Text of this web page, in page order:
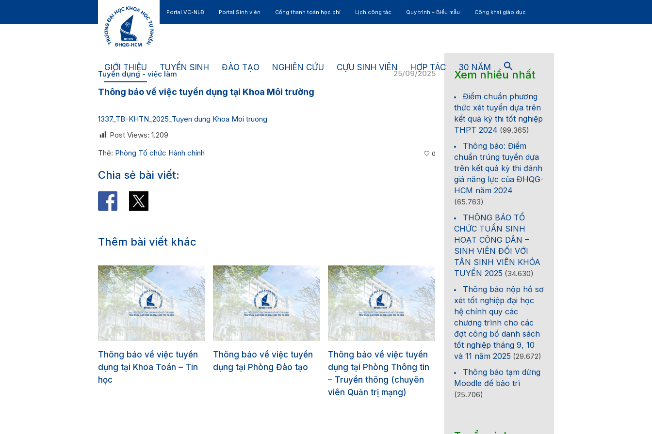
Portal VC-NLĐ Portal Sinh viên Cổng thanh toán học phí Lịch công tác Quy trình – Biểu mẫu Công khai giáo dục
GIỚI THIỆU TUYỂN SINH ĐÀO TẠO NGHIÊN CỨU CỰU SINH VIÊN HỢP TÁC 30 NĂM
25/09/2025
Tuyển dụng - việc làm
Thông báo về việc tuyển dụng tại Khoa Môi trường
1337_TB-KHTN_2025_Tuyen dung Khoa Moi truong
Post Views: 1.209
Thẻ: Phòng Tổ chức Hành chính 0
Chia sẻ bài viết:
Thêm bài viết khác
Thông báo về việc tuyển
dụng tại Khoa Toán – Tin
học
Thông báo về việc tuyển
dụng tại Phòng Đào tạo
Thông báo về việc tuyển
dụng tại Phòng Thông tin
– Truyền thông (chuyên
viên Quản trị mạng)
Phổ biến các văn bản về
công tác thi đua, khen
thưởng năm 2026
Xem nhiều nhất
Điểm chuẩn phương
thức xét tuyển dựa trên
kết quả kỳ thi tốt nghiệp
THPT 2024 (99.365)
Thông báo: Điểm
chuẩn trúng tuyển dựa
trên kết quả kỳ thi đánh
giá năng lực của ĐHQG-
HCM năm 2024
(65.763)
THÔNG BÁO TỔ
CHỨC TUẦN SINH
HOẠT CÔNG DÂN –
SINH VIÊN ĐỐI VỚI
TÂN SINH VIÊN KHÓA
TUYỂN 2025 (34.630)
Thông báo nộp hồ sơ
xét tốt nghiệp đại học
hệ chính quy các
chương trình cho các
đợt công bố danh sách
tốt nghiệp tháng 9, 10
và 11 năm 2025 (29.672)
Thông báo tạm dừng
Moodle để bảo trì
(25.706)